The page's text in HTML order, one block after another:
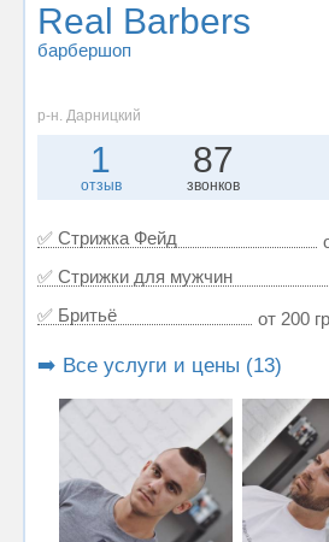
Real Barbers
барбершоп
р-н. Дарницкий
1
отзыв
87
звонков
✅ Стрижка Фейд
✅ Стрижки для мужчин
✅ Бритьё
от 200
➡️ Все услуги и цены (13)